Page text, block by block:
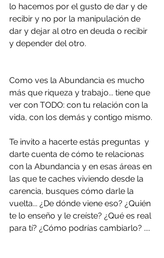
lo hacemos por el gusto de dar y de
recibir y no por la manipulación de
dar y dejar al otro en deuda o recibir
y depender del otro.
Como ves la Abundancia es mucho
más que riqueza y trabajo... tiene que
ver con TODO: con tu relación con la
vida, con los demás y contigo mismo.
Te invito a hacerte estás preguntas  y
darte cuenta de cómo te relacionas
con la Abundancia y en esas áreas en
las que te caches viviendo desde la
carencia, busques cómo darle la
vuelta... ¿De dónde viene eso? ¿Quién
te lo enseño y le creíste? ¿Qué es real
para tí? ¿Cómo podrías cambiarlo? ....